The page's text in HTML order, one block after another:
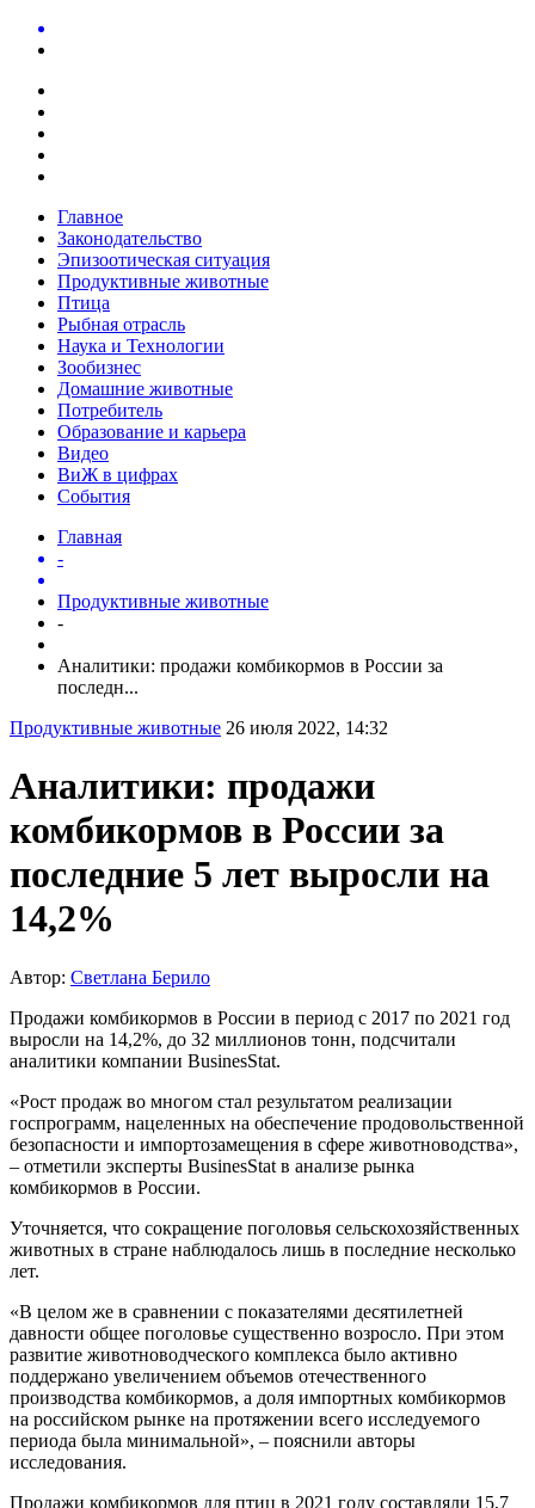
Главное
Законодательство
Эпизоотическая ситуация
Продуктивные животные
Птица
Рыбная отрасль
Наука и Технологии
Зообизнес
Домашние животные
Потребитель
Образование и карьера
Видео
ВиЖ в цифрах
События
Главная
-
Продуктивные животные
-
Аналитики: продажи комбикормов в России за
последн...
Продуктивные животные 26 июля 2022, 14:32
Аналитики: продажи
комбикормов в России за
последние 5 лет выросли на
14,2%
Автор: Светлана Берило
Продажи комбикормов в России в период с 2017 по 2021 год
выросли на 14,2%, до 32 миллионов тонн, подсчитали
аналитики компании BusinesStat.
«Рост продаж во многом стал результатом реализации
госпрограмм, нацеленных на обеспечение продовольственной
безопасности и импортозамещения в сфере животноводства»,
– отметили эксперты BusinesStat в анализе рынка
комбикормов в России.
Уточняется, что сокращение поголовья сельскохозяйственных
животных в стране наблюдалось лишь в последние несколько
лет.
«В целом же в сравнении с показателями десятилетней
давности общее поголовье существенно возросло. При этом
развитие животноводческого комплекса было активно
поддержано увеличением объемов отечественного
производства комбикормов, а доля импортных комбикормов
на российском рынке на протяжении всего исследуемого
периода была минимальной», – пояснили авторы
исследования.
Продажи комбикормов для птиц в 2021 году составляли 15,7